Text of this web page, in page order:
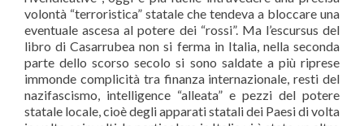
volontà “terroristica” statale che tendeva a bloccare una
eventuale ascesa al potere dei “rossi”. Ma l’escursus del
libro di Casarrubea non si ferma in Italia, nella seconda
parte dello scorso secolo si sono saldate a più riprese
immonde complicità tra finanza internazionale, resti del
nazifascismo, intelligence “alleata” e pezzi del potere
statale locale, cioè degli apparati statali dei Paesi di volta